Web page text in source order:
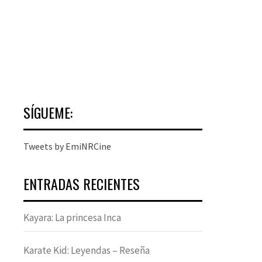
SÍGUEME:
Tweets by EmiNRCine
ENTRADAS RECIENTES
Kayara: La princesa Inca
Karate Kid: Leyendas – Reseña